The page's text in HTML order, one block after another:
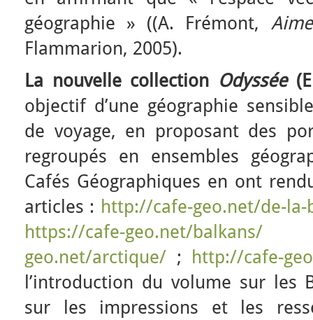
géographie » ((A. Frémont,
Flammarion, 2005).
La nouvelle collection Odyssée
objectif d’une géographie
de voyage, en proposant des
regroupés en ensembles
Cafés Géographiques en ont
articles : http://cafe-geo.net/de-
https://cafe-geo.net/balkans/
geo.net/arctique/ ;
http://cafe-
l’introduction du volume sur les
sur les impressions et les